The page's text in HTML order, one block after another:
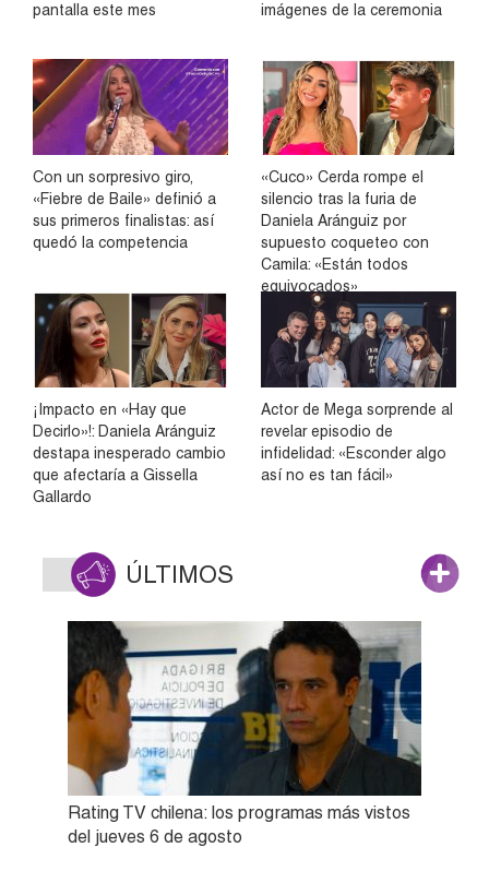
pantalla este mes
imágenes de la ceremonia
Con un sorpresivo giro,
«Fiebre de Baile» definió a
sus primeros finalistas: así
quedó la competencia
«Cuco» Cerda rompe el
silencio tras la furia de
Daniela Aránguiz por
supuesto coqueteo con
Camila: «Están todos
equivocados»
¡Impacto en «Hay que
Decirlo»!: Daniela Aránguiz
destapa inesperado cambio
que afectaría a Gissella
Gallardo
Actor de Mega sorprende al
revelar episodio de
infidelidad: «Esconder algo
así no es tan fácil»
ÚLTIMOS
Rating TV chilena: los programas más vistos
del jueves 6 de agosto